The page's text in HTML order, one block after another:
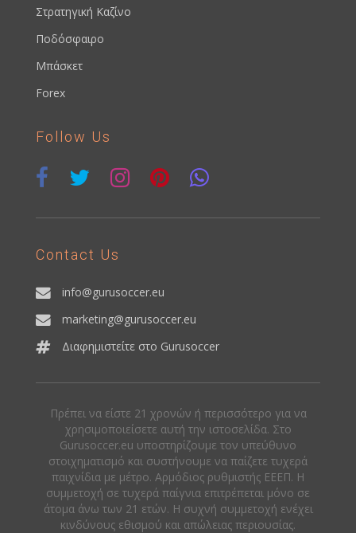
Στρατηγική Καζίνο
Ποδόσφαιρο
Μπάσκετ
Forex
Follow Us
Contact Us
info@gurusoccer.eu
marketing@gurusoccer.eu
Διαφημιστείτε στο Gurusoccer
Πρέπει να είστε 21 χρονών ή περισσότερο για να
χρησιμοποιείσετε αυτή την ιστοσελίδα. Στο
Gurusoccer.eu υποστηρίζουμε τον υπεύθυνο
στοιχηματισμό και συστήνουμε να παίζετε τυχερά
παιχνίδια με μέτρο. Αρμόδιος ρυθμιστής ΕΕΕΠ. Η
συμμετοχή σε τυχερά παίγνια επιτρέπεται μόνο σε
άτομα άνω των 21 ετών. Η συχνή συμμετοχή ενέχει
κινδύνους εθισμού και απώλειας περιουσίας.